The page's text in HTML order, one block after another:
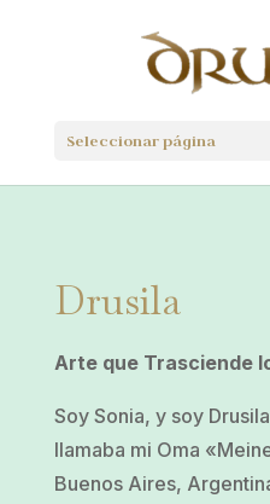
Seleccionar página
Drusila
Arte que Trasciende
Soy Sonia, y soy
llamaba mi Oma
Buenos Aires,